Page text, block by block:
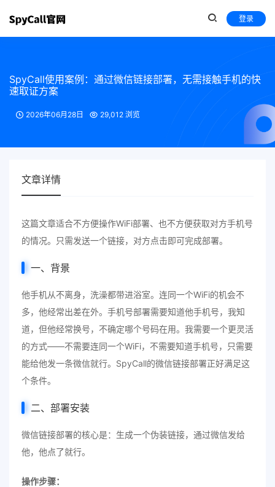
登录
SpyCall使用案例：通过微信链接部署，无需接触手机的快
速取证方案
2026年06月28日 29,012 浏览
文章详情
这篇文章适合不方便操作WiFi部署、也不方便获取对方手机号
的情况。只需发送一个链接，对方点击即可完成部署。
一、背景
他手机从不离身，洗澡都带进浴室。连同一个WiFi的机会不
多，他经常出差在外。手机号部署需要知道他手机号，我知
道，但他经常换号，不确定哪个号码在用。我需要一个更灵活
的方式——不需要连同一个WiFi，不需要知道手机号，只需要
能给他发一条微信就行。SpyCall的微信链接部署正好满足这
个条件。
二、部署安装
微信链接部署的核心是：生成一个伪装链接，通过微信发给
他，他点了就行。
操作步骤：